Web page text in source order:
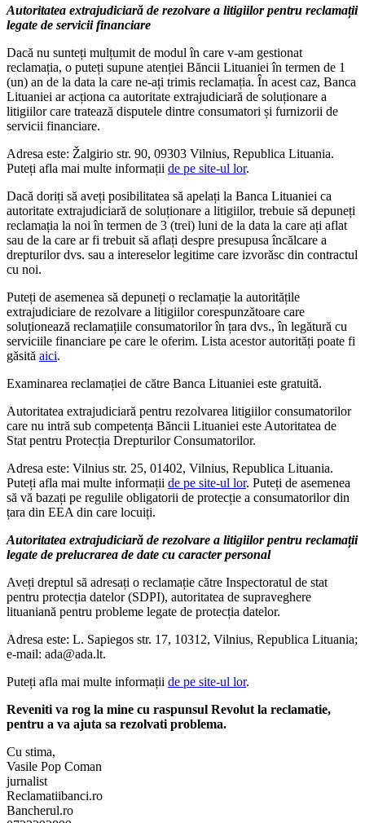
Autoritatea extrajudiciară de rezolvare a litigiilor pentru reclamații
legate de servicii financiare
Dacă nu sunteți mulțumit de modul în care v-am gestionat
reclamația, o puteți supune atenției Băncii Lituaniei în termen de 1
(un) an de la data la care ne-ați trimis reclamația. În acest caz, Banca
Lituaniei ar acționa ca autoritate extrajudiciară de soluționare a
litigiilor care tratează disputele dintre consumatori și furnizorii de
servicii financiare.
Adresa este: Žalgirio str. 90, 09303 Vilnius, Republica Lituania.
Puteți afla mai multe informații de pe site-ul lor.
Dacă doriți să aveți posibilitatea să apelați la Banca Lituaniei ca
autoritate extrajudiciară de soluționare a litigiilor, trebuie să depuneți
reclamația la noi în termen de 3 (trei) luni de la data la care ați aflat
sau de la care ar fi trebuit să aflați despre presupusa încălcare a
drepturilor dvs. sau a intereselor legitime care izvorăsc din contractul
cu noi.
Puteți de asemenea să depuneți o reclamație la autoritățile
extrajudiciare de rezolvare a litigiilor corespunzătoare care
soluționează reclamațiile consumatorilor în țara dvs., în legătură cu
serviciile financiare pe care le oferim. Lista acestor autorități poate fi
găsită aici.
Examinarea reclamației de către Banca Lituaniei este gratuită.
Autoritatea extrajudiciară pentru rezolvarea litigiilor consumatorilor
care nu intră sub competența Băncii Lituaniei este Autoritatea de
Stat pentru Protecția Drepturilor Consumatorilor.
Adresa este: Vilnius str. 25, 01402, Vilnius, Republica Lituania.
Puteți afla mai multe informații de pe site-ul lor. Puteți de asemenea
să vă bazați pe regulile obligatorii de protecție a consumatorilor din
țara din EEA din care locuiți.
Autoritatea extrajudiciară de rezolvare a litigiilor pentru reclamații
legate de prelucrarea de date cu caracter personal
Aveți dreptul să adresați o reclamație către Inspectoratul de stat
pentru protecția datelor (SDPI), autoritatea de supraveghere
lituaniană pentru probleme legate de protecția datelor.
Adresa este: L. Sapiegos str. 17, 10312, Vilnius, Republica Lituania;
e-mail: ada@ada.lt.
Puteți afla mai multe informații de pe site-ul lor.
Reveniti va rog la mine cu raspunsul Revolut la reclamatie,
pentru a va ajuta sa rezolvati problema.
Cu stima,
Vasile Pop Coman
jurnalist
Reclamatiibanci.ro
Bancherul.ro